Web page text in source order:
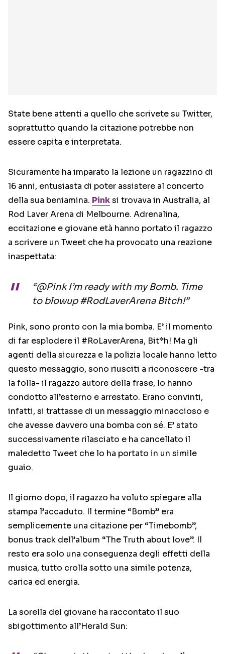
State bene attenti a quello che scrivete su Twitter,
soprattutto quando la citazione potrebbe non
essere capita e interpretata.
Sicuramente ha imparato la lezione un ragazzino di
16 anni, entusiasta di poter assistere al concerto
della sua beniamina. Pinksi trovava in Australia, al
Rod Laver Arena di Melbourne. Adrenalina,
eccitazione e giovane età hanno portato il ragazzo
a scrivere un Tweet che ha provocato una reazione
inaspettata:
“@Pink I’m ready with my Bomb. Time
to blowup #RodLaverArena Bitch!”
Pink, sono pronto con la mia bomba. E’ il momento
di far esplodere il #RoLaverArena, Bit*h! Ma gli
agenti della sicurezza e la polizia locale hanno letto
questo messaggio, sono riusciti a riconoscere -tra
la folla- il ragazzo autore della frase, lo hanno
condotto all’esterno e arrestato. Erano convinti,
infatti, si trattasse di un messaggio minaccioso e
che avesse davvero una bomba con sé. E’ stato
successivamente rilasciato e ha cancellato il
maledetto Tweet che lo ha portato in un simile
guaio.
Il giorno dopo, il ragazzo ha voluto spiegare alla
stampa l’accaduto. Il termine “Bomb” era
semplicemente una citazione per “Timebomb”,
bonus track dell’album “The Truth about love”. Il
resto era solo una conseguenza degli effetti della
musica, tutto crolla sotto una simile potenza,
carica ed energia.
La sorella del giovane ha raccontato il suo
sbigottimento all’Herald Sun: